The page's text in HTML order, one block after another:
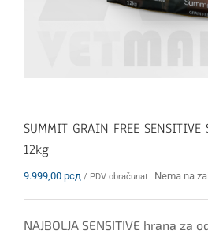
SUMMIT GRAIN FREE
12kg
9.999,00 рсд / PDV obračunat Nema na
NAJBOLJA SENSITIVE hrana za